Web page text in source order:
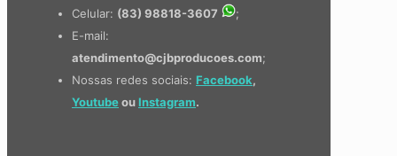
Celular: (83) 98818-3607
;
E-mail:
atendimento@cjbproducoes.com;
Nossas redes sociais: Facebook,
Youtubeou Instagram.